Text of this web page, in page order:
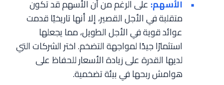
الأسهم: على الرغم من أن الأسهم قد تكون
متقلبة في الأجل القصير، إلا أنها تاريخيًا قدمت
عوائد قوية في الأجل الطويل، مما يجعلها
استثمارًا جيدًا لمواجهة التضخم. اختر الشركات التي
لديها القدرة على زيادة الأسعار للحفاظ على
هوامش ربحها في بيئة تضخمية.